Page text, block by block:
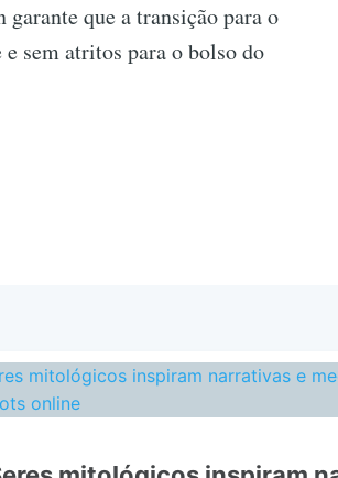
que a transição para o
sem atritos para o bolso do